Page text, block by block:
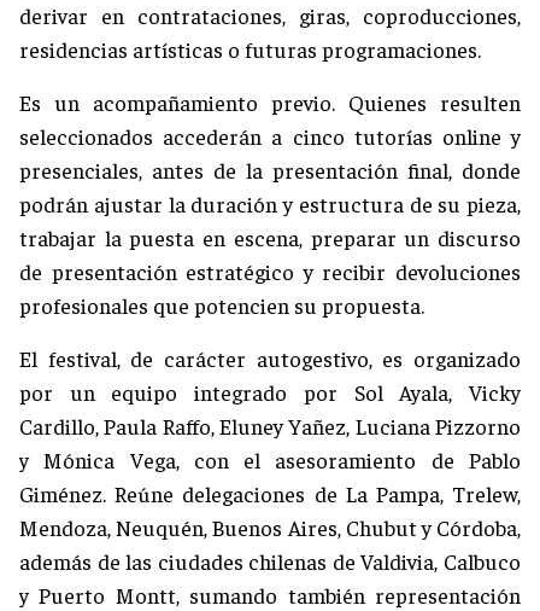
derivar en contrataciones, giras, coproducciones,
residencias artísticas o futuras programaciones.
Es un acompañamiento previo. Quienes resulten
seleccionados accederán a cinco tutorías online y
presenciales, antes de la presentación final, donde
podrán ajustar la duración y estructura de su pieza,
trabajar la puesta en escena, preparar un discurso
de presentación estratégico y recibir devoluciones
profesionales que potencien su propuesta.
El festival, de carácter autogestivo, es organizado
por un equipo integrado por Sol Ayala, Vicky
Cardillo, Paula Raffo, Eluney Yañez, Luciana Pizzorno
y Mónica Vega, con el asesoramiento de Pablo
Giménez. Reúne delegaciones de La Pampa, Trelew,
Mendoza, Neuquén, Buenos Aires, Chubut y Córdoba,
además de las ciudades chilenas de Valdivia, Calbuco
y Puerto Montt, sumando también representación